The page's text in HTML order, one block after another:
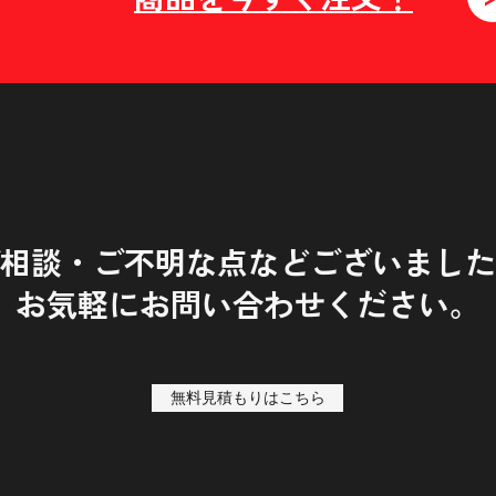
談・ご不明な点などございまし
お気軽にお問い合わせください。
無料見積もりはこちら